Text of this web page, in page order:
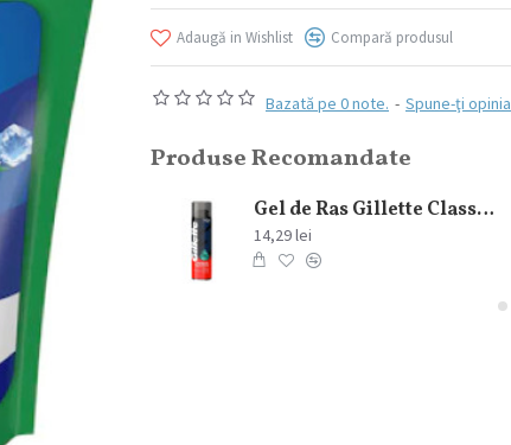
Bazată pe 0 note. - Spune-ţi opinia
Adaugă in Wishlist Compară produsul
Produse Recomandate
Gel de Ras Gillette Classic Original 200 ml
14,29 lei